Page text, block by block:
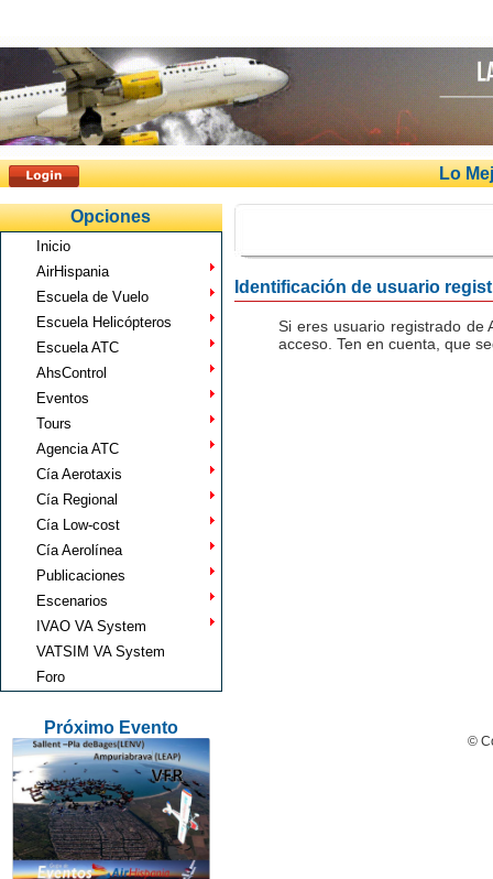
Lo
Opciones
Inicio
AirHispania
Escuela de Vuelo
Escuela Helicópteros
Escuela ATC
AhsControl
Eventos
Tours
Agencia ATC
Cía Aerotaxis
Cía Regional
Cía Low-cost
Cía Aerolínea
Publicaciones
Escenarios
IVAO VA System
VATSIM VA System
Foro
Próximo Evento
Identificación de usuario
Si eres usuario registrado de
acceso. Ten en cuenta, que
©